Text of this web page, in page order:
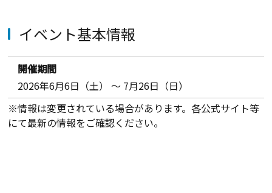
イベント基本情報
開催期間
2026年6月6日（土） ～ 7月26日（日）
※情報は変更されている場合があります。各公式サイト等
にて最新の情報をご確認ください。